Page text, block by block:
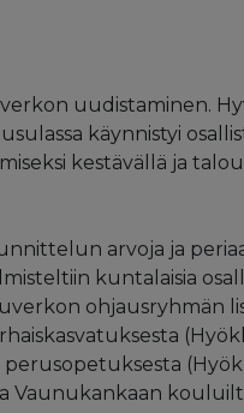
uudistaminen.
käynnistyi
kestävällä ja
arvoja ja
kuntalaisia
ohjausryhmän
Vaunukankaan